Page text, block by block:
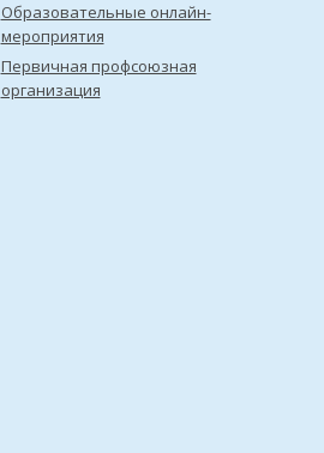
Образовательные онлайн-
мероприятия
Первичная профсоюзная
организация